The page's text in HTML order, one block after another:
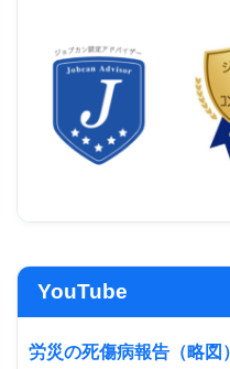
YouTube
労災の死傷病報告（略図